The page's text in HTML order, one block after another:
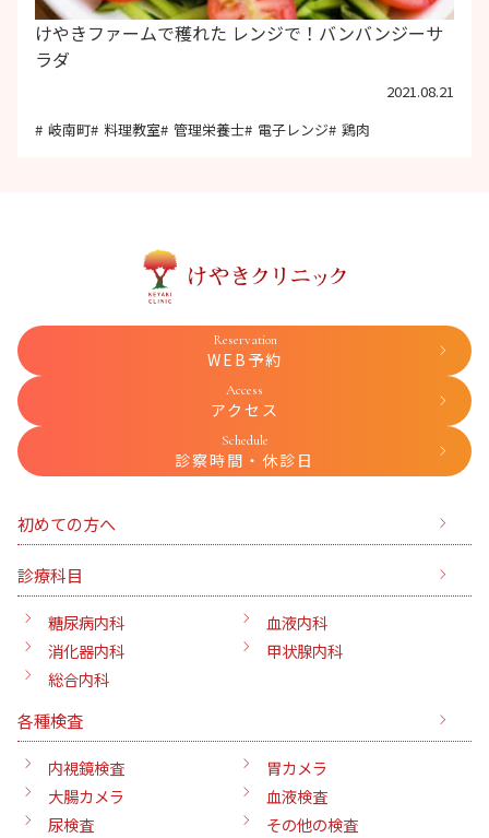
けやきファームで穫れた レンジで！バンバンジーサ
ラダ
2021.08.21
岐南町
料理教室 管理栄養士 電子レンジ 鶏肉
Reservation
WEB予約
Access
アクセス
Schedule
診察時間・休診日
初めての方へ
診療科目
糖尿病内科
血液内科
消化器内科
甲状腺内科
総合内科
各種検査
内視鏡検査
胃カメラ
大腸カメラ
血液検査
尿検査
その他の検査